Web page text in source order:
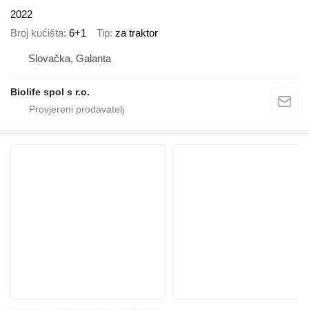
2022
Broj kućišta 6+1 Tip za traktor
Slovačka, Galanta
Biolife spol s r.o.